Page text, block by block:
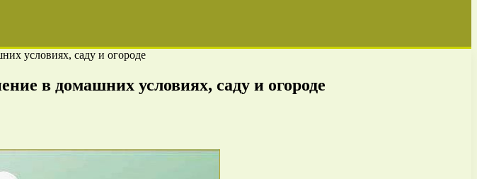
условиях, саду и огороде
в домашних условиях, саду и огороде